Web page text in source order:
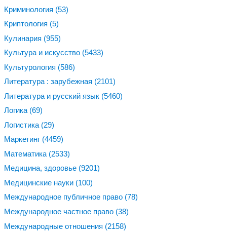
Криминология (53)
Криптология (5)
Кулинария (955)
Культура и искусство (5433)
Культурология (586)
Литература : зарубежная (2101)
Литература и русский язык (5460)
Логика (69)
Логистика (29)
Маркетинг (4459)
Математика (2533)
Медицина, здоровье (9201)
Медицинские науки (100)
Международное публичное право (78)
Международное частное право (38)
Международные отношения (2158)